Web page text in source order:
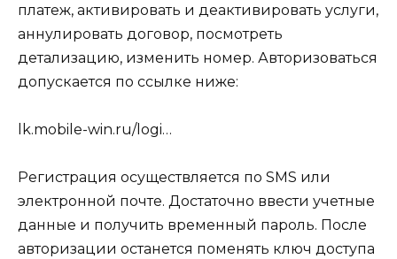
платеж, активировать и деактивировать услуги,
аннулировать договор, посмотреть
детализацию, изменить номер. Авторизоваться
допускается по ссылке ниже:
lk.mobile-win.ru/logi…
Регистрация осуществляется по SMS или
электронной почте. Достаточно ввести учетные
данные и получить временный пароль. После
авторизации останется поменять ключ доступа